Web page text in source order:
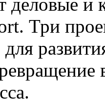
Три